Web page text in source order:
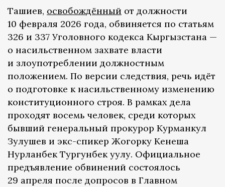
Ташиев, освобождённый от должности
10 февраля 2026 года, обвиняется по статьям
326 и 337 Уголовного кодекса Кыргызстана —
о насильственном захвате власти
и злоупотреблении должностным
положением. По версии следствия, речь идёт
о подготовке к насильственному изменению
конституционного строя. В рамках дела
проходят восемь человек, среди которых
бывший генеральный прокурор Курманкул
Зулушев и экс-спикер Жогорку Кенеша
Нурланбек Тургунбек уулу. Официальное
предъявление обвинений состоялось
29 апреля после допросов в Главном